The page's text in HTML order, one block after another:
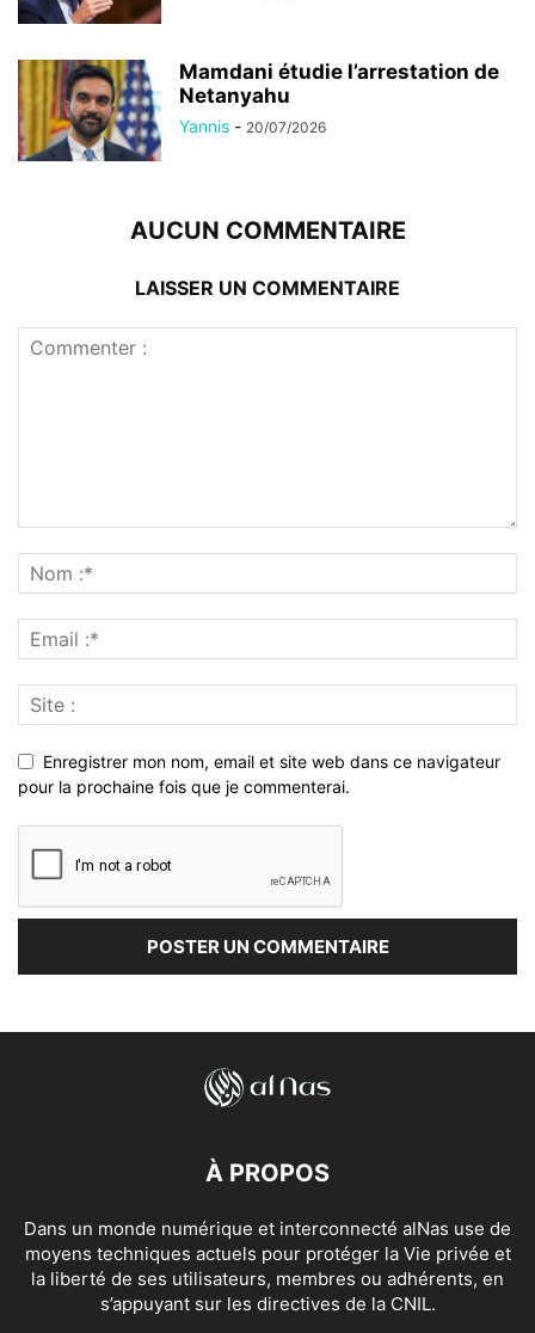
Mamdani étudie l’arrestation de
Netanyahu
Yannis - 20/07/2026
AUCUN COMMENTAIRE
LAISSER UN COMMENTAIRE
Enregistrer mon nom, email et site web dans ce navigateur
pour la prochaine fois que je commenterai.
À PROPOS
Dans un monde numérique et interconnecté alNas use de
moyens techniques actuels pour protéger la Vie privée et
la liberté de ses utilisateurs, membres ou adhérents, en
s’appuyant sur les directives de la CNIL.